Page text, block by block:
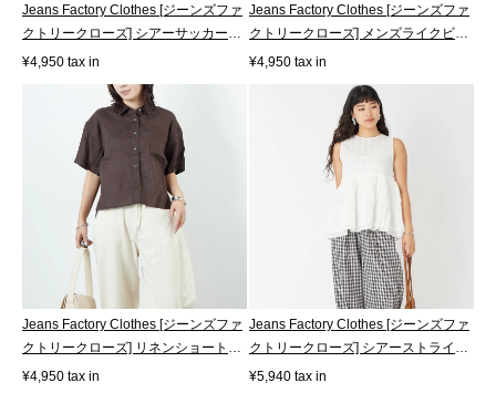
Jeans Factory Clothes [ジーンズファ
クトリークローズ] シアーサッカー
フ...
¥4,950 tax in
Jeans Factory Clothes [ジーンズファ
クトリークローズ] メンズライクビ
ッ...
¥4,950 tax in
Jeans Factory Clothes [ジーンズファ
クトリークローズ] リネンショート
ス...
¥4,950 tax in
Jeans Factory Clothes [ジーンズファ
クトリークローズ] シアーストライ
プ...
¥5,940 tax in